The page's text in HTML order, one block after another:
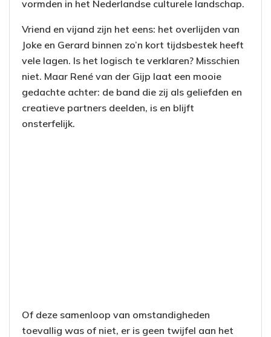
vormden in het Nederlandse culturele landschap.
Vriend en vijand zijn het eens: het overlijden van
Joke en Gerard binnen zo’n kort tijdsbestek heeft
vele lagen. Is het logisch te verklaren? Misschien
niet. Maar René van der Gijp laat een mooie
gedachte achter: de band die zij als geliefden en
creatieve partners deelden, is en blijft
onsterfelijk.
Of deze samenloop van omstandigheden
toevallig was of niet, er is geen twijfel aan het